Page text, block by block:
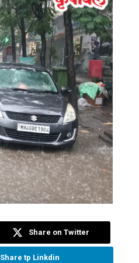
Share on Twitter
Share tp Linkdin